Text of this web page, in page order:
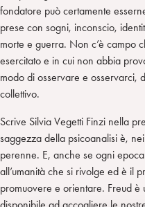
fondatore può certamente
prese con sogni, inconscio,
morte e guerra. Non c’è campo
esercitato e in cui non abbia
modo di osservare e osservarci,
collettivo.
Scrive Silvia Vegetti Finzi nella
saggezza della psicoanalisi è,
perenne. E, anche se ogni
all’umanità che si rivolge ed è il
promuovere e orientare. Freud è
disponibile ad accogliere le